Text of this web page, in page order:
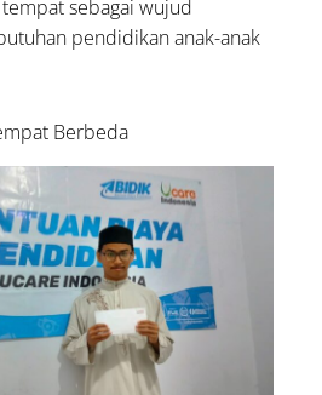
sebagai wujud
pendidikan anak-anak
Berbeda